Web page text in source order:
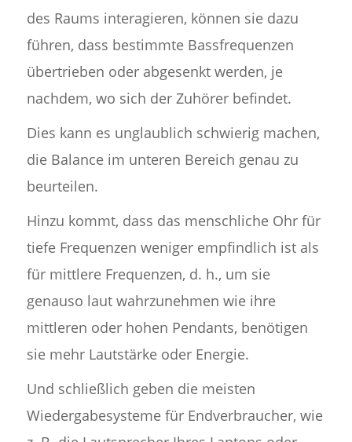
des Raums interagieren, können sie dazu
führen, dass bestimmte Bassfrequenzen
übertrieben oder abgesenkt werden, je
nachdem, wo sich der Zuhörer befindet.
Dies kann es unglaublich schwierig machen,
die Balance im unteren Bereich genau zu
beurteilen.
Hinzu kommt, dass das menschliche Ohr für
tiefe Frequenzen weniger empfindlich ist als
für mittlere Frequenzen, d. h., um sie
genauso laut wahrzunehmen wie ihre
mittleren oder hohen Pendants, benötigen
sie mehr Lautstärke oder Energie.
Und schließlich geben die meisten
Wiedergabesysteme für Endverbraucher, wie